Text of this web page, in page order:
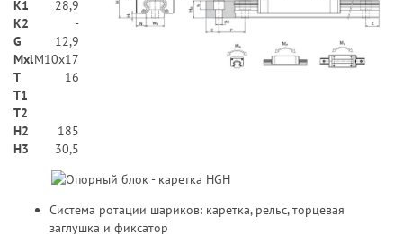
K1
28,9
K2
-
G
12,9
MxlM10x17
T
16
T1
T2
H2
185
Н3
30,5
Система ротации шариков: каретка, рельс, торцевая
заглушка и фиксатор